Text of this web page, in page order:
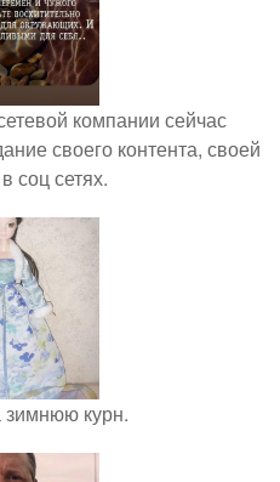
компании сейчас
своего контента, своей
соц сетях.
зимнюю курн.